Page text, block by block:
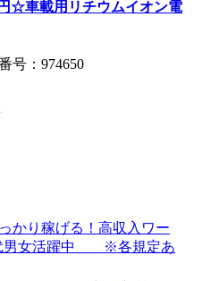
☆車載用リチウムイオン電
号：974650